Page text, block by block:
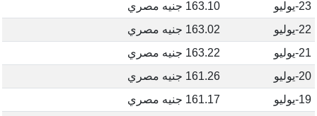
23-يوليو
163.10 جنيه مصري
22-يوليو
163.02 جنيه مصري
21-يوليو
163.22 جنيه مصري
20-يوليو
161.26 جنيه مصري
19-يوليو
161.17 جنيه مصري